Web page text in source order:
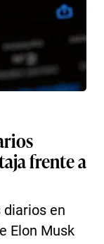
frente a
diarios en
Elon Musk